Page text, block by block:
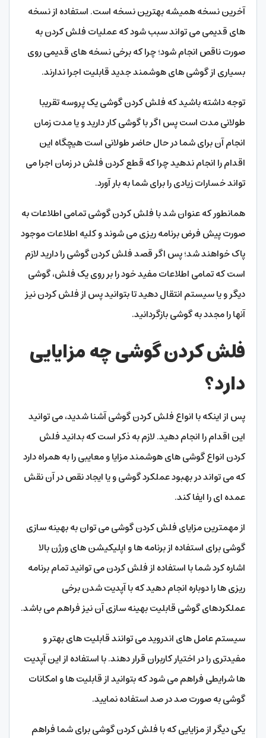
آخرین نسخه همیشه بهترین نسخه است. استفاده از نسخه
های قدیمی می تواند سبب شود که عملیات فلش کردن به
صورت ناقص انجام شود؛ چرا که برخی نسخه های قدیمی روی
بسیاری از گوشی های هوشمند جدید قابلیت اجرا ندارند.
توجه داشته باشید که فلش کردن گوشی یک پروسه تقریبا
طولانی مدت است پس اگر با گوشی کار دارید و یا مدت زمان
انجام آن برای شما در حال حاضر طولانی است هیچگاه این
اقدام را انجام ندهید چرا که قطع کردن فلش در زمان اجرا می
تواند خسارات زیادی را برای شما به بار آورد.
همانطور که عنوان شد با فلش کردن گوشی تمامی اطلاعات به
صورت پیش فرض برنامه ریزی می شوند و کلیه اطلاعات موجود
پاک خواهند شد؛ پس اگر قصد فلش کردن گوشی را دارید لازم
است که تمامی اطلاعات مفید خود را بر روی یک فلش، گوشی
دیگر و یا سیستم انتقال دهید تا بتوانید پس از فلش کردن نیز
آنها را مجدد به گوشی بازگردانید.
فلش کردن گوشی چه مزایایی
دارد؟
پس از اینکه با انواع فلش کردن گوشی آشنا شدید، می توانید
این اقدام را انجام دهید. لازم به ذکر است که بدانید فلش
کردن انواع گوشی های هوشمند مزایا و معایبی را به همراه دارد
که می تواند در بهبود عملکرد گوشی و یا ایجاد نقص در آن نقش
عمده ای را ایفا کند.
از مهمترین مزایای فلش کردن گوشی می توان به بهینه سازی
گوشی برای استفاده از برنامه ها و اپلیکیشن های ورژن بالا
اشاره کرد شما با استفاده از فلش کردن می توانید تمام برنامه
ریزی ها را دوباره انجام دهید که با آپدیت شدن برخی
عملکردهای گوشی قابلیت بهینه سازی آن نیز فراهم می باشد.
سیستم عامل های اندروید می توانند قابلیت های بهتر و
مفیدتری را در اختیار کاربران قرار دهند. با استفاده از این آپدیت
ها شرایطی فراهم می شود که بتوانید از قابلیت ها و امکانات
گوشی به صورت صد در صد استفاده نمایید.
یکی دیگر از مزایایی که با فلش کردن گوشی برای شما فراهم